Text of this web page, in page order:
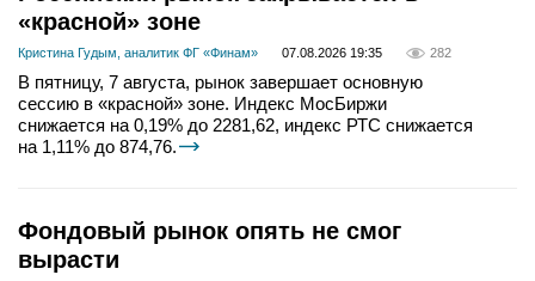
«красной» зоне
Кристина Гудым, аналитик ФГ «Финам» 07.08.2026 19:35 282
В пятницу, 7 августа, рынок завершает основную
сессию в «красной» зоне. Индекс МосБиржи
снижается на 0,19% до 2281,62, индекс РТС снижается
на 1,11% до 874,76.
Фондовый рынок опять не смог
вырасти